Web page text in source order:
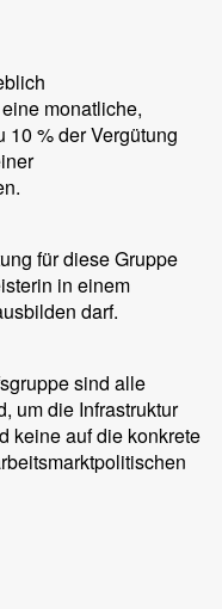
monatliche,
% der Vergütung
für diese Gruppe
in einem
darf.
sind alle
um die Infrastruktur
keine auf die konkrete